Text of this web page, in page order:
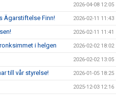
2026-04-08 12:05
Ägarstiftelse Finn! 2026-02-11 11:43
2026-02-11 11:41
i helgen 2026-02-02 18:02
2026-02-02 13:05
till vår styrelse! 2026-01-05 18:25
2025-12-03 12:16